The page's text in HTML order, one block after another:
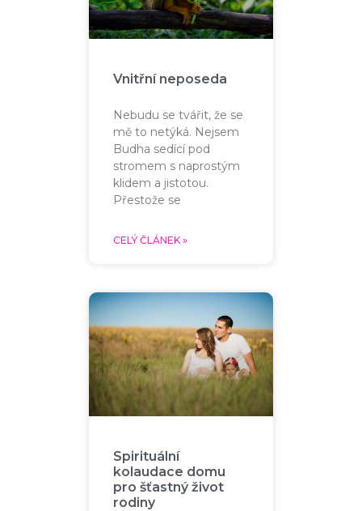
Vnitřní neposeda
Nebudu se tvářit, že se
mě to netýká. Nejsem
Budha sedící pod
stromem s naprostým
klidem a jistotou.
Přestože se
CELÝ ČLÁNEK »
Spirituální
kolaudace domu
pro šťastný život
rodiny